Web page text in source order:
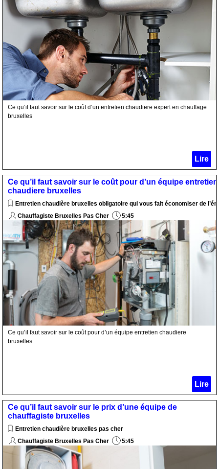
Ce qu’il faut savoir sur le coût d’un entretien chaudiere expert en chauffage
bruxelles
Lire
Ce qu’il faut savoir sur le coût pour d’un équipe entretien
chaudiere bruxelles
Entretien chaudière bruxelles obligatoire qui vous fait économiser de
Chauffagiste Bruxelles Pas Cher
5:45
Ce qu’il faut savoir sur le coût pour d’un équipe entretien chaudiere
bruxelles
Lire
Ce qu’il faut savoir sur le prix d’une équipe de
chauffagiste bruxelles
Entretien chaudière bruxelles pas cher
Chauffagiste Bruxelles Pas Cher
5:45